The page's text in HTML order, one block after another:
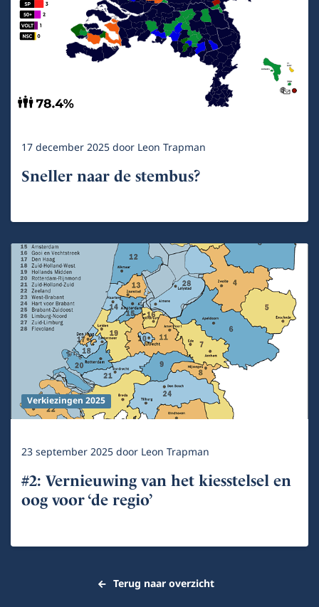
17 december 2025door Leon Trapman
Sneller naar de stembus?
Verkiezingen 2025
23 september 2025door Leon Trapman
#2: Vernieuwing van het kiesstelsel en
oog voor ‘de regio’
Terug naar overzicht